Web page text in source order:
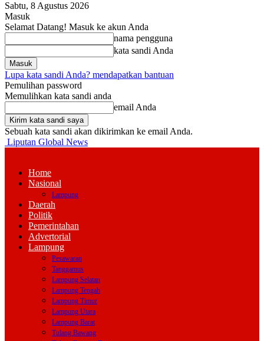
Sabtu, 8 Agustus 2026
Masuk
Selamat Datang! Masuk ke akun Anda
nama pengguna
kata sandi Anda
Lupa kata sandi Anda? mendapatkan bantuan
Pemulihan password
Memulihkan kata sandi anda
email Anda
Sebuah kata sandi akan dikirimkan ke email Anda.
Liputan Global News
Home
Nasional
Lampung
Daerah
Politik
Pemerintahan
Advertorial
Lampung
Pesawaran
Tanggamus
Lampung Selatan
Lampung Tengah
Lampung Timur
Lampung Utara
Lampung Barat
Tulang Bawang